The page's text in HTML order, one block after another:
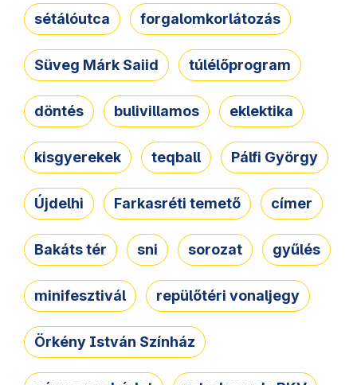
sétálóutca forgalomkorlátozás
Süveg Márk Saiid túlélőprogram
döntés bulivillamos eklektika
kisgyerekek teqball Pálfi György
Újdelhi Farkasréti temető címer
Bakáts tér sni sorozat gyűlés
minifesztivál repülőtéri vonaljegy
Örkény István Színház